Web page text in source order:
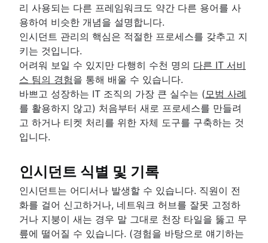
리 사용되는 다른 프레임워크도 약간 다른 용어를 사
용하여 비슷한 개념을 설명합니다.
인시던트 관리의 핵심은 적절한 프로세스를 갖추고 지
키는 것입니다.
어려워 보일 수 있지만 다행히 수천 명의 다른 IT 서비
스 팀의 경험을 통해 배울 수 있습니다.
바쁘고 성장하는 IT 조직의 가장 큰 실수는 ( 모범 사례
를 활용하지 않고) 처음부터 새로 프로세스를 만들려
고 하거나 티켓 처리를 위한 자체 도구를 구축하는 것
입니다.
인시던트 식별 및 기록
인시던트는 어디서나 발생할 수 있습니다. 직원이 전
화를 걸어 신고하거나, 네트워크 허브를 잘못 고정하
거나 지붕이 새는 경우 말 그대로 천장 타일을 뚫고 무
릎에 떨어질 수 있습니다. (경험을 바탕으로 얘기하는